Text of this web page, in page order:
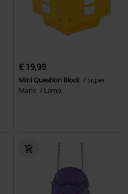
€ 19,99
Mini Question Block
Super
Mario
Lamp